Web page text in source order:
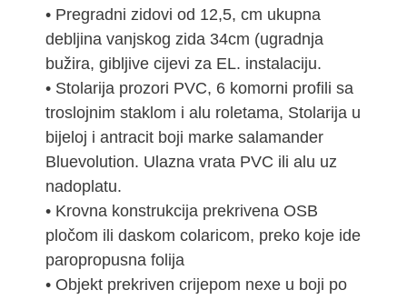
• Pregradni zidovi od 12,5, cm ukupna
debljina vanjskog zida 34cm (ugradnja
bužira, gibljive cijevi za EL. instalaciju.
• Stolarija prozori PVC, 6 komorni profili sa
troslojnim staklom i alu roletama, Stolarija u
bijeloj i antracit boji marke salamander
Bluevolution. Ulazna vrata PVC ili alu uz
nadoplatu.
• Krovna konstrukcija prekrivena OSB
pločom ili daskom colaricom, preko koje ide
paropropusna folija
• Objekt prekriven crijepom nexe u boji po